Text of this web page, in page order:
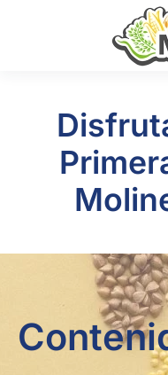
Skip to main